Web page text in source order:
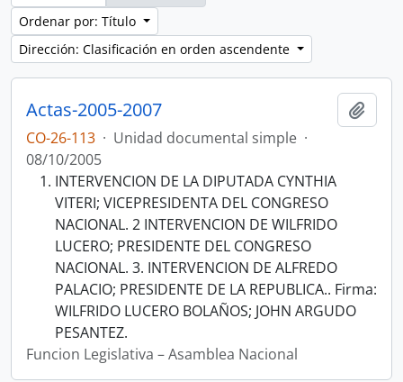
Ordenar por: Título
Dirección: Clasificación en orden ascendente
Actas-2005-2007
CO-26-113 · Unidad documental simple ·
08/10/2005
INTERVENCION DE LA DIPUTADA CYNTHIA
VITERI; VICEPRESIDENTA DEL CONGRESO
NACIONAL. 2 INTERVENCION DE WILFRIDO
LUCERO; PRESIDENTE DEL CONGRESO
NACIONAL. 3. INTERVENCION DE ALFREDO
PALACIO; PRESIDENTE DE LA REPUBLICA.. Firma:
WILFRIDO LUCERO BOLAÑOS; JOHN ARGUDO
PESANTEZ.
Funcion Legislativa – Asamblea Nacional